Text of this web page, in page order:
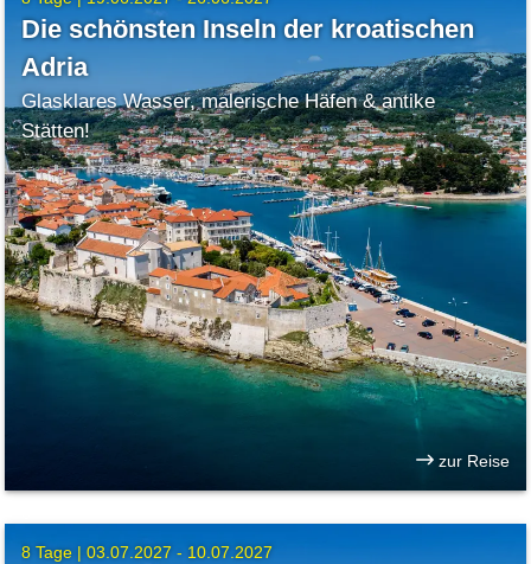
Die schönsten Inseln der kroatischen
Adria
Glasklares Wasser, malerische Häfen & antike
Stätten!
zur Reise
8 Tage |03.07.2027 - 10.07.2027